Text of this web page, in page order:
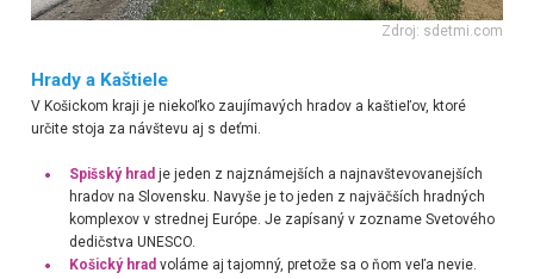
Zdroj: sdetmi.com
Hrady a Kaštiele
V Košickom kraji je niekoľko zaujímavých hradov a kaštieľov, ktoré
určite stoja za návštevu aj s deťmi.
Spišský hrad je jeden z najznámejších a najnavštevovanejších
hradov na Slovensku. Navyše je to jeden z najväčších hradných
komplexov v strednej Európe. Je zapísaný v zozname Svetového
dedičstva UNESCO.
Košický hrad voláme aj tajomný, pretože sa o ňom veľa nevie.